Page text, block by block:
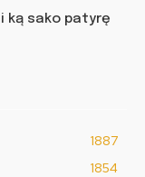
ką sako patyrę
1887
1854